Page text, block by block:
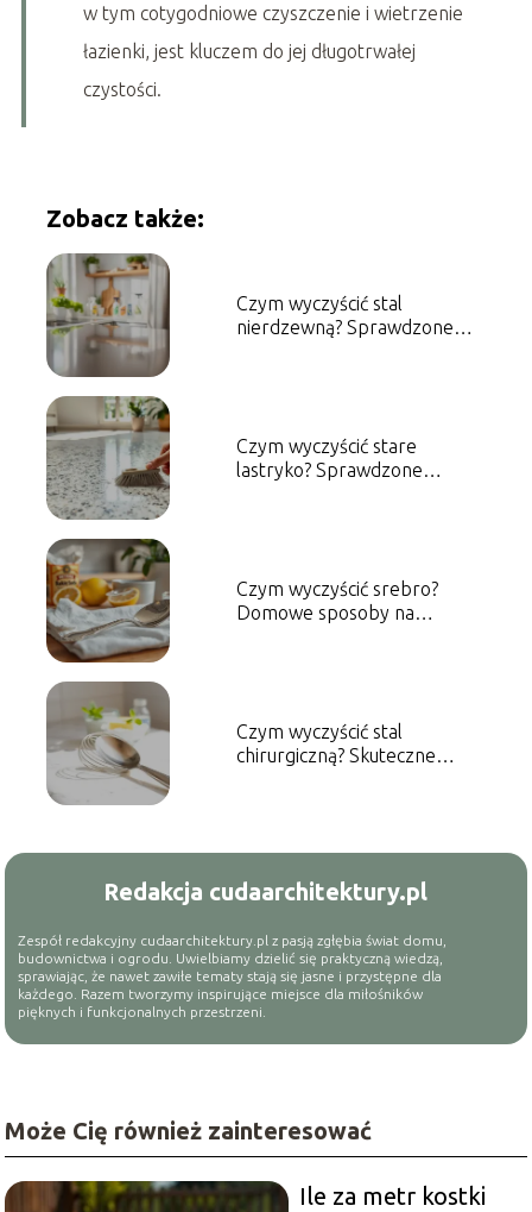
w tym cotygodniowe czyszczenie i wietrzenie
łazienki, jest kluczem do jej długotrwałej
czystości.
Zobacz także:
Czym wyczyścić stal
nierdzewną? Sprawdzone
Czym wyczyścić stare
lastryko? Sprawdzone
Czym wyczyścić srebro?
Domowe sposoby na
Czym wyczyścić stal
chirurgiczną? Skuteczne
Redakcja cudaarchitektury.pl
Zespół redakcyjny cudaarchitektury.pl z pasją zgłębia świat domu,
budownictwa i ogrodu. Uwielbiamy dzielić się praktyczną wiedzą,
sprawiając, że nawet zawiłe tematy stają się jasne i przystępne dla
każdego. Razem tworzymy inspirujące miejsce dla miłośników
pięknych i funkcjonalnych przestrzeni.
Może Cię również zainteresować
Ile za metr kostki